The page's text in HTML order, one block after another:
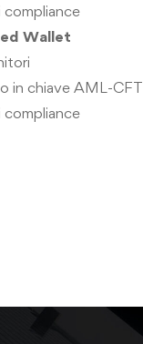
compliance
Wallet
in chiave AML-CFT
compliance